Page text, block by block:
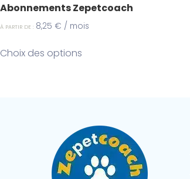
Abonnements Zepetcoach
À PARTIR DE : 8,25 € / mois
Choix des options
options
peuvent
être
choisies